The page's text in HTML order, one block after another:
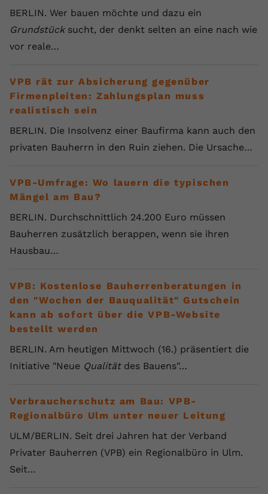
BERLIN. Wer bauen möchte und dazu ein
Grundstücksucht, der denkt selten an eine nach wie
vor reale…
VPB rät zur Absicherung gegenüber
Firmenpleiten: Zahlungsplan muss
realistisch sein
BERLIN. Die Insolvenz einer Baufirma kann auch den
privaten Bauherrn in den Ruin ziehen. Die Ursache…
VPB-Umfrage: Wo lauern die typischen
Mängel am Bau?
BERLIN. Durchschnittlich 24.200 Euro müssen
Bauherren zusätzlich berappen, wenn sie ihren
Hausbau…
VPB: Kostenlose Bauherrenberatungen in
den "Wochen der Bauqualität" Gutschein
kann ab sofort über die VPB-Website
bestellt werden
BERLIN. Am heutigen Mittwoch (16.) präsentiert die
Initiative "Neue Qualitätdes Bauens"…
Verbraucherschutz am Bau: VPB-
Regionalbüro Ulm unter neuer Leitung
ULM/BERLIN. Seit drei Jahren hat der Verband
Privater Bauherren (VPB) ein Regionalbüro in Ulm.
Seit…